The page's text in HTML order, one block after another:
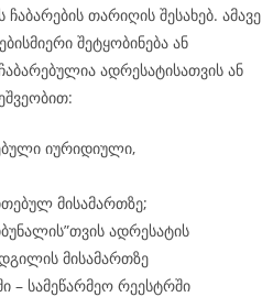
თარიღის შესახებ. ამავე
შეტყობინება ან
ადრესატისათვის ან
იურიდიული,
მისამართზე;
ადრესატის
მისამართზე
– სამეწარმეო რეესტრში